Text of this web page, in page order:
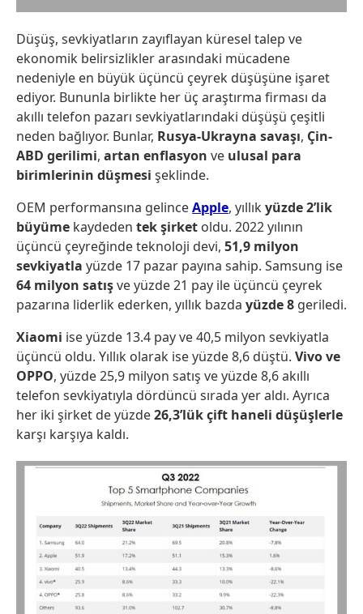
Düşüş, sevkiyatların zayıflayan küresel talep ve
ekonomik belirsizlikler arasındaki mücadene
nedeniyle en büyük üçüncü çeyrek düşüşüne işaret
ediyor. Bununla birlikte her üç araştırma firması da
akıllı telefon pazarı sevkiyatlarındaki düşüşü çeşitli
neden bağlıyor. Bunlar, Rusya-Ukrayna savaşı, Çin-
ABD gerilimi, artan enflasyon ve ulusal para
birimlerinin düşmesi şeklinde.
OEM performansına gelinceApple, yıllıkyüzde 2’lik
büyüme kaydeden tek şirket oldu. 2022 yılının
üçüncü çeyreğinde teknoloji devi, 51,9 milyon
sevkiyatla yüzde 17 pazar payına sahip. Samsung ise
64 milyon satışve yüzde 21 pay ile üçüncü çeyrek
pazarına liderlik ederken, yıllık bazda yüzde 8 geriledi.
Xiaomi ise yüzde 13.4 pay ve 40,5 milyon sevkiyatla
üçüncü oldu. Yıllık olarak ise yüzde 8,6 düştü. Vivo ve
OPPO, yüzde 25,9 milyon satış ve yüzde 8,6 akıllı
telefon sevkiyatıyla dördüncü sırada yer aldı. Ayrıca
her iki şirket de yüzde26,3’lük çift haneli düşüşlerle
karşı karşıya kaldı.